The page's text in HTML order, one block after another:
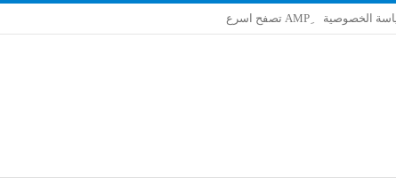
الخصوصية